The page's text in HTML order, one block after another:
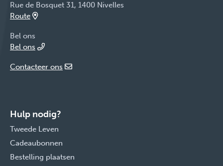
Rue de Bosquet 31, 1400 Nivelles
Route
Bel ons
Bel ons
Contacteer ons
Hulp nodig?
Tweede Leven
Cadeaubonnen
Bestelling plaatsen